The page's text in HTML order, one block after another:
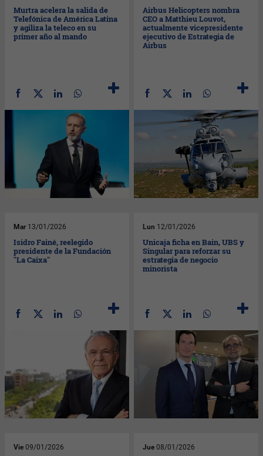
Murtra acelera la salida de
Telefónica de América Latina
y agiliza la teleco en su
primer año al mando
Airbus Helicopters nombra
CEO a Matthieu Louvot,
actualmente vicepresidente
ejecutivo de Estrategia de
Airbus
Mar 13/01/2026
Isidro Fainé, reelegido
presidente de la Fundación
"La Caixa"
Lun 12/01/2026
Unicaja ficha en Bain, UBS y
Singular para reforzar su
estrategia de negocio
minorista
Vie 09/01/2026 Jue 08/01/2026